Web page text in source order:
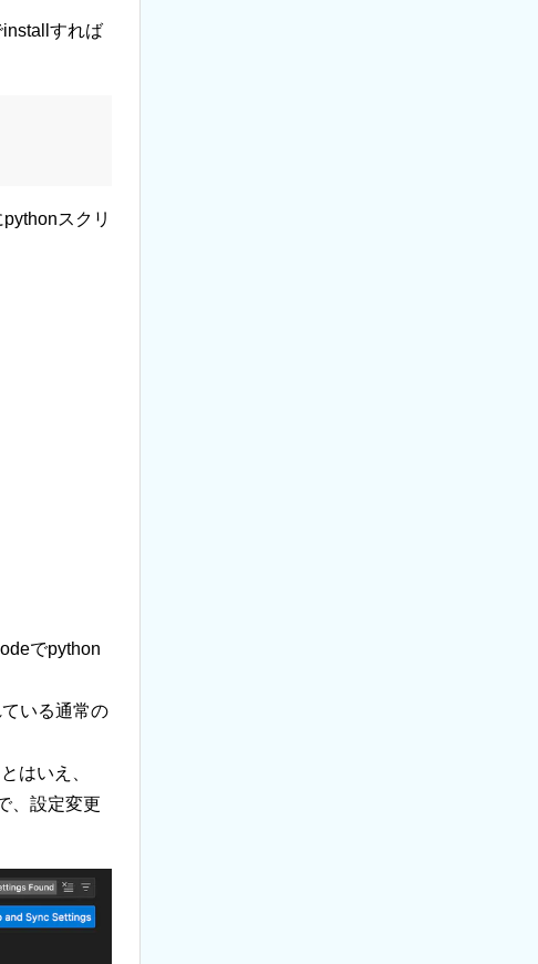
installすれば
スクリ
でpython
いる通常の
はいえ、
、設定変更